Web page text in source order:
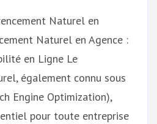
Naturel en
Naturel en Agence :
en Ligne Le
également connu sous
Engine Optimization),
pour toute entreprise